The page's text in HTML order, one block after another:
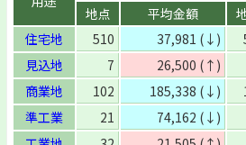
地点
平均金額
住宅地
510 37,981 (↓)
見込地
7
26,500 (↑)
商業地
102 185,338 (↓)
準工業
21
74,162 (↓)